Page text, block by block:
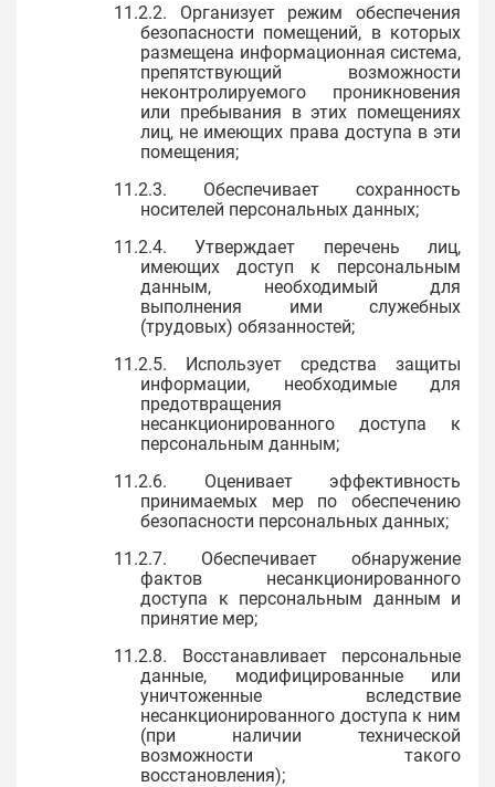
11.2.2. Организует режим обеспечения
безопасности помещений, в которых
размещена информационная система,
препятствующий возможности
неконтролируемого проникновения
или пребывания в этих помещениях
лиц, не имеющих права доступа в эти
помещения;
11.2.3. Обеспечивает сохранность
носителей персональных данных;
11.2.4. Утверждает перечень лиц,
имеющих доступ к персональным
данным, необходимый для
выполнения ими служебных
(трудовых) обязанностей;
11.2.5. Использует средства защиты
информации, необходимые для
предотвращения
несанкционированного доступа к
персональным данным;
11.2.6. Оценивает эффективность
принимаемых мер по обеспечению
безопасности персональных данных;
11.2.7. Обеспечивает обнаружение
фактов несанкционированного
доступа к персональным данным и
принятие мер;
11.2.8. Восстанавливает персональные
данные, модифицированные или
уничтоженные вследствие
несанкционированного доступа к ним
(при наличии технической
возможности такого
восстановления);